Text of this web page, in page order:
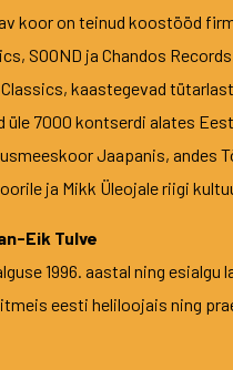
koor on teinud koostööd
SOOND ja Chandos
kaastegevad
7000 kontserdi alates
Jaapanis, andes
ja Mikk Üleojale riigi
Eik Tulve
1996. aastal ning
eesti heliloojais ning